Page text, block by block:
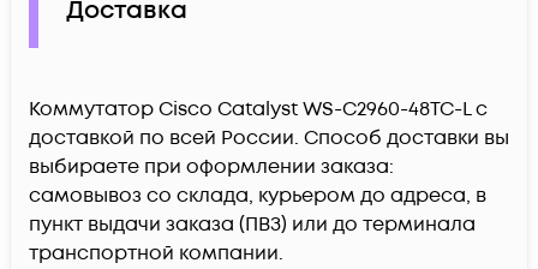
Доставка
Коммутатор Cisco Catalyst WS-C2960-48TC-L c
доставкой по всей России. Способ доставки вы
выбираете при оформлении заказа:
самовывоз со склада, курьером до адреса, в
пункт выдачи заказа (ПВЗ) или до терминала
транспортной компании.